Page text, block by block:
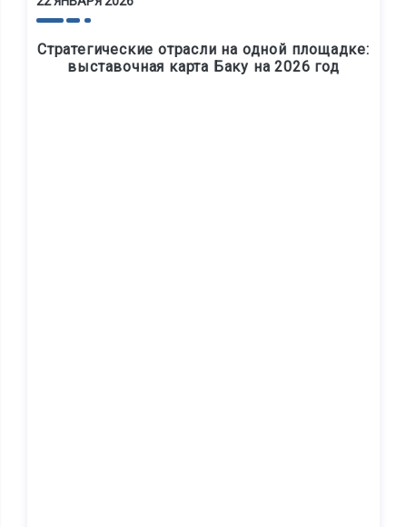
Стратегические отрасли на одной площадке:
выставочная карта Баку на 2026 год